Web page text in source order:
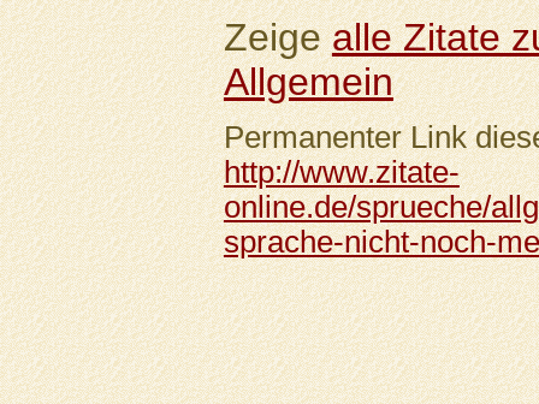
Zeigealle Zitate
Allgemein
Permanenter Link
http://www.zitate-
online.de/sprueche/
sprache-nicht-noch-